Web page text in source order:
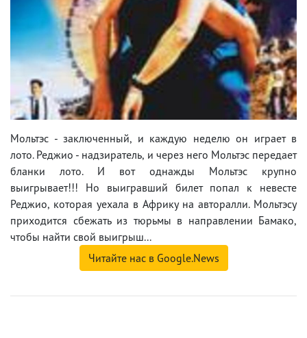
Мольтэс - заключенный, и каждую неделю он играет в
лото. Реджио - надзиратель, и через него Мольтэс передает
бланки лото. И вот однажды Мольтэс крупно
выигрывает!!! Но выигравший билет попал к невесте
Реджио, которая уехала в Африку на авторалли. Мольтэсу
приходится сбежать из тюрьмы в направлении Бамако,
чтобы найти свой выигрыш...
Читайте нас в Google.News